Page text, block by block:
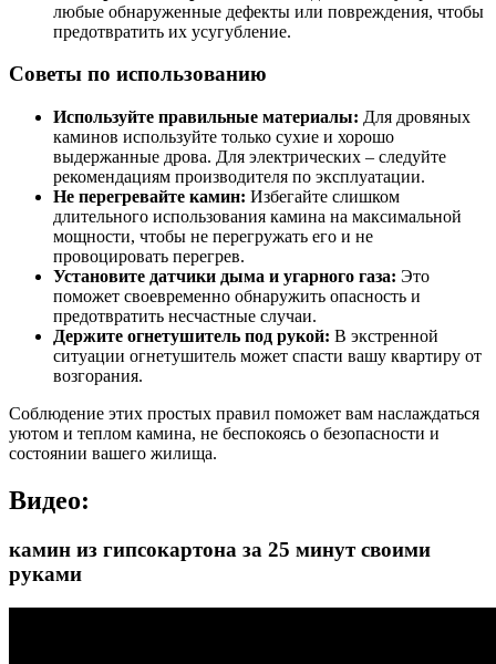
любые обнаруженные дефекты или повреждения, чтобы
предотвратить их усугубление.
Советы по использованию
Используйте правильные материалы: Для дровяных
каминов используйте только сухие и хорошо
выдержанные дрова. Для электрических – следуйте
рекомендациям производителя по эксплуатации.
Не перегревайте камин: Избегайте слишком
длительного использования камина на максимальной
мощности, чтобы не перегружать его и не
провоцировать перегрев.
Установите датчики дыма и угарного газа: Это
поможет своевременно обнаружить опасность и
предотвратить несчастные случаи.
Держите огнетушитель под рукой: В экстренной
ситуации огнетушитель может спасти вашу квартиру от
возгорания.
Соблюдение этих простых правил поможет вам наслаждаться
уютом и теплом камина, не беспокоясь о безопасности и
состоянии вашего жилища.
Видео:
камин из гипсокартона за 25 минут своими
руками